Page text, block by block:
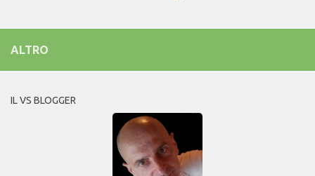
ALTRO
IL VS BLOGGER